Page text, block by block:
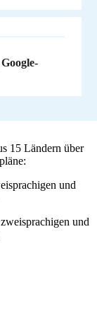
15 Ländern über
und
und